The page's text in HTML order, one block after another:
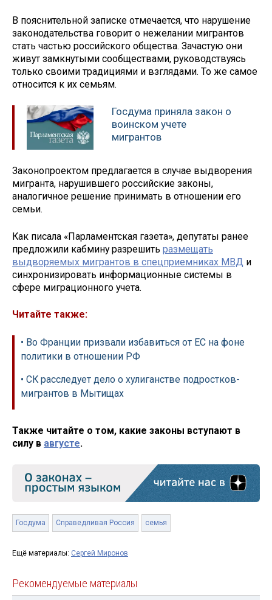
В пояснительной записке отмечается, что нарушение
законодательства говорит о нежелании мигрантов
стать частью российского общества. Зачастую они
живут замкнутыми сообществами, руководствуясь
только своими традициями и взглядами. То же самое
относится к их семьям.
Госдума приняла закон о
воинском учете
мигрантов
Законопроектом предлагается в случае выдворения
мигранта, нарушившего российские законы,
аналогичное решение принимать в отношении его
семьи.
Как писала «Парламентская газета», депутаты ранее
предложили кабмину разрешить размещать
выдворяемых мигрантов в спецприемниках МВД и
синхронизировать информационные системы в
сфере миграционного учета.
Читайте также:
• Во Франции призвали избавиться от ЕС на фоне
политики в отношении РФ
• СК расследует дело о хулиганстве подростков-
мигрантов в Мытищах
Также читайте о том, какие законы вступают в
силу в августе.
Госдума Справедливая Россия семья
Ещё материалы: Сергей Миронов
Рекомендуемые материалы